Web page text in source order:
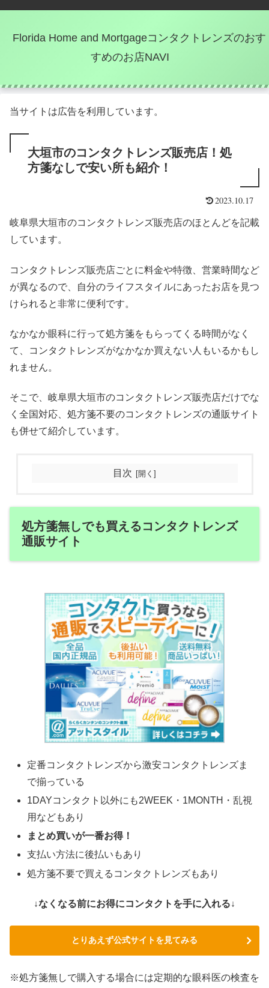
Florida Home and Mortgageコンタクトレンズのおす
すめのお店NAVI
当サイトは広告を利用しています。
大垣市のコンタクトレンズ販売店！処
方箋なしで安い所も紹介！
2023.10.17
岐阜県大垣市のコンタクトレンズ販売店のほとんどを記載
しています。
コンタクトレンズ販売店ごとに料金や特徴、営業時間など
が異なるので、自分のライフスタイルにあったお店を見つ
けられると非常に便利です。
なかなか眼科に行って処方箋をもらってくる時間がなく
て、コンタクトレンズがなかなか買えない人もいるかもし
れません。
そこで、岐阜県大垣市のコンタクトレンズ販売店だけでな
く全国対応、処方箋不要のコンタクトレンズの通販サイト
も併せて紹介しています。
目次
処方箋無しでも買えるコンタクトレンズ
通販サイト
定番コンタクトレンズから激安コンタクトレンズま
で揃っている
1DAYコンタクト以外にも2WEEK・1MONTH・乱視
用などもあり
まとめ買いが一番お得！
支払い方法に後払いもあり
処方箋不要で買えるコンタクトレンズもあり
↓なくなる前にお得にコンタクトを手に入れる↓
とりあえず公式サイトを見てみる
※処方箋無しで購入する場合には定期的な眼科医の検査を